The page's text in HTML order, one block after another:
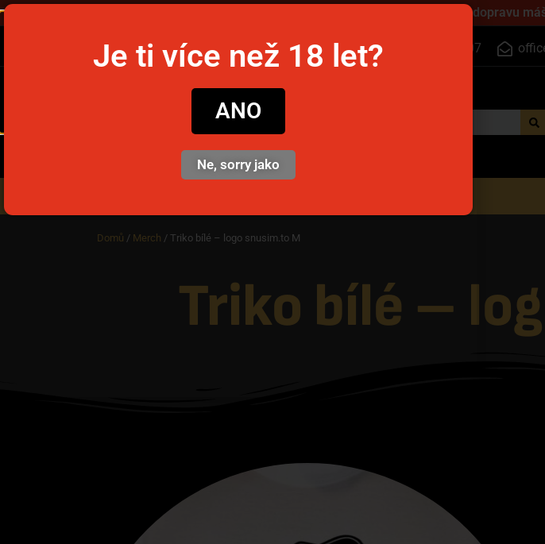
Objednej přes víkend a dopravu
+420 555 500 807
snusim
Domů / Merch / Triko bílé – logo snusim.to M
Triko bílé –
Je ti více než 18 let?
ANO
Ne, sorry jako